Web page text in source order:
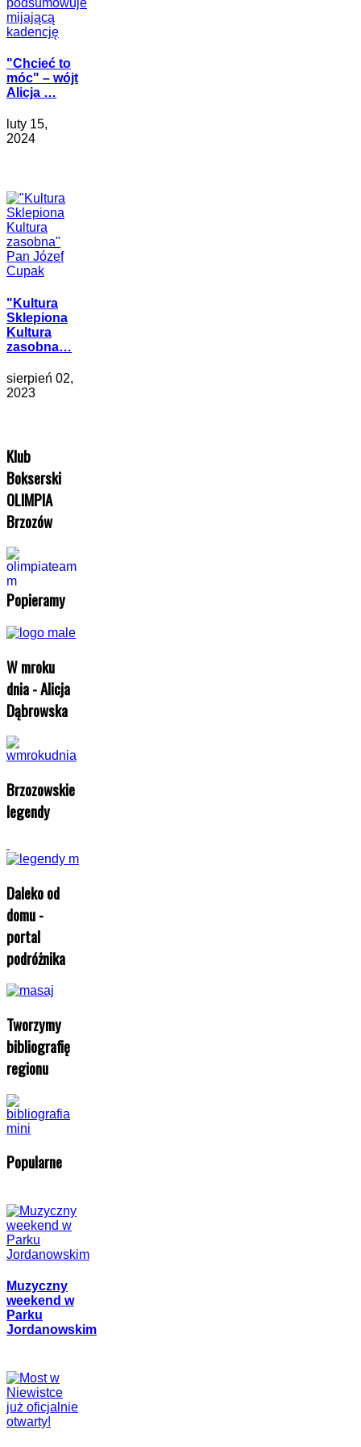
"Chcieć to
móc" – wójt
Alicja …
luty 15,
2024
"Kultura
Sklepiona
Kultura
zasobna…
sierpień 02,
2023
Klub
Bokserski
OLIMPIA
Brzozów
Popieramy
W mroku
dnia - Alicja
Dąbrowska
Brzozowskie
legendy
Daleko od
domu -
portal
podróżnika
Tworzymy
bibliografię
regionu
Popularne
Muzyczny
weekend w
Parku
Jordanowskim